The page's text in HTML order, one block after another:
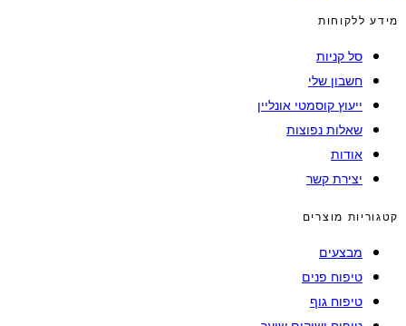
מידע ללקוחות
סל קניות
חשבון שלי
ייעוץ קוסמטי אונליין
שאלות נפוצות
אודות
יצירת קשר
קטגוריות מוצרים
מבצעים
טיפוח פנים
טיפוח גוף